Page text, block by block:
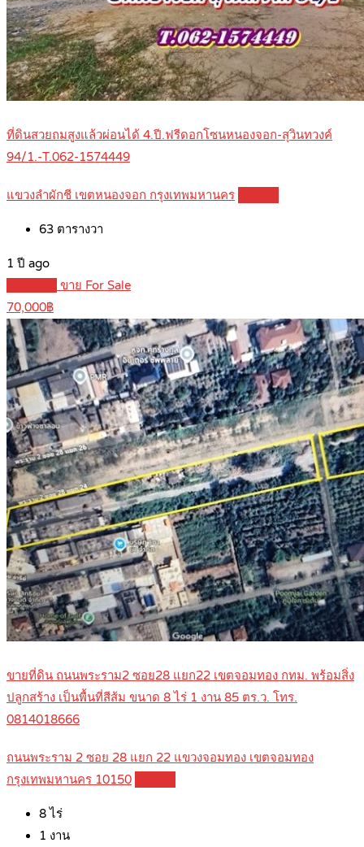
ที่ดินสวยถมสูงแล้วผ่อนได้ 4.ปี.ฟรีดอกโซนหนองจอก-สุวินทวงค์
94/1.-T.062-1574449
แขวงลำผักชี เขตหนองจอก กรุงเทพมหานคร
63 ตารางวา
1 ปี ago
ขาย For Sale
70,000฿
ขายที่ดิน ถนนพระราม2 ซอย28 แยก22 เขตจอมทอง กทม. พร้อมสิ่ง
ปลูกสร้าง เป็นพื้นที่สีส้ม ขนาด 8 ไร่ 1 งาน 85 ตร.ว. โทร.
0814018666
ถนนพระราม 2 ซอย 28 แยก 22 แขวงจอมทอง เขตจอมทอง
กรุงเทพมหานคร 10150
8ไร่
1 งาน